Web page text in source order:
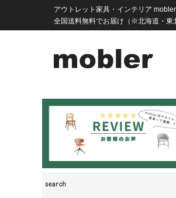
アウトレット家具・インテリア
全国送料無料でお届け（※北海道・東